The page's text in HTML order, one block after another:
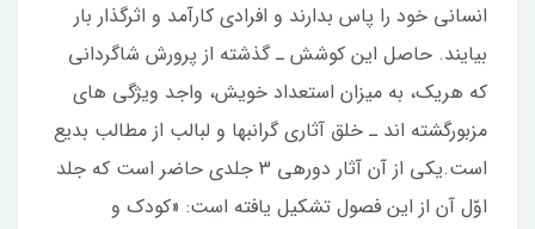
انسانى خود را پاس بدارند و افرادى كارآمد و اثرگذار بار
بيايند. حاصل اين كوشش‏ ـ گذشته از پرورش شاگردانى
كه هريك، به ميزان استعداد خويش، واجد ويژگى‏ هاى
مزبورگشته‏ اند ـ خلق آثارى گران‏بها و لبالب از مطالب بديع
است.يكى از آن آثار دوره‏ى 3 جلدى حاضر است كه جلد
اوّل آن از اين فصول تشكيل يافته است: «كودك و